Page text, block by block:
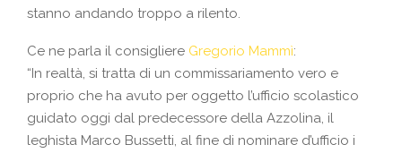
stanno andando troppo a rilento.
Ce ne parla il consigliere Gregorio Mammì:
“In realtà, si tratta di un commissariamento vero e
proprio che ha avuto per oggetto l’ufficio scolastico
guidato oggi dal predecessore della Azzolina, il
leghista Marco Bussetti, al fine di nominare d’ufficio i